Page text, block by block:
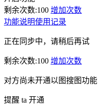
剩余次数:100 增加次数
功能说明使用记录
正在同步中，请稍后再试
剩余次数:100 增加次数
对方尚未开通以图搜图功能
提醒 ta 开通